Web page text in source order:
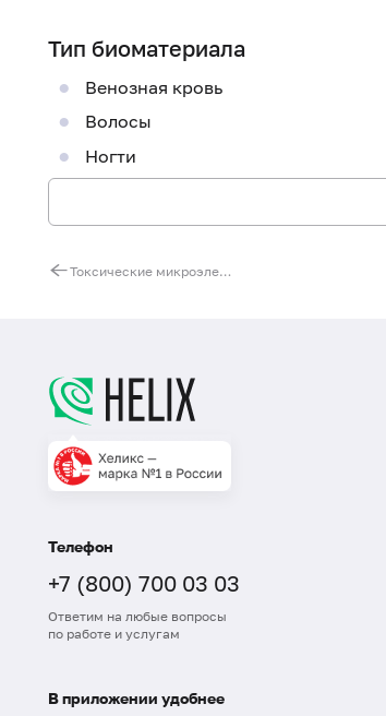
Тип биоматериала
Венозная кровь
Волосы
Ногти
Токсические микроэлементы (Cd, Hg, Pb)
Телефон
+7 (800) 700 03 03
Ответим на любые вопросы
по работе и услугам
В приложении удобнее